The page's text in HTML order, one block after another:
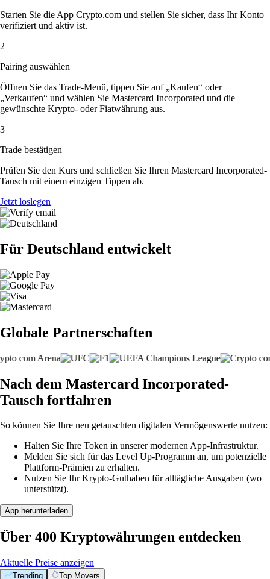
Starten Sie die App Crypto.com und stellen Sie sicher, dass Ihr Konto
verifiziert und aktiv ist.
2
Pairing auswählen
Öffnen Sie das Trade-Menü, tippen Sie auf „Kaufen“ oder
„Verkaufen“ und wählen Sie Mastercard Incorporated und die
gewünschte Krypto- oder Fiatwährung aus.
3
Trade bestätigen
Prüfen Sie den Kurs und schließen Sie Ihren Mastercard Incorporated-
Tausch mit einem einzigen Tippen ab.
Jetzt loslegen
Für Deutschland entwickelt
Globale Partnerschaften
Nach dem Mastercard Incorporated-
Tausch fortfahren
So können Sie Ihre neu getauschten digitalen Vermögenswerte nutzen:
Halten Sie Ihre Token in unserer modernen App-Infrastruktur.
Melden Sie sich für das Level Up-Programm an, um potenzielle
Plattform-Prämien zu erhalten.
Nutzen Sie Ihr Krypto-Guthaben für alltägliche Ausgaben (wo
unterstützt).
App herunterladen
Über 400 Kryptowährungen entdecken
Aktuelle Preise anzeigen
Trending Top Movers